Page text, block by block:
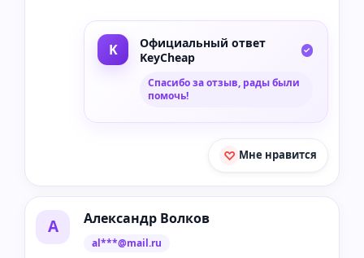
Официальный ответ
KeyCheap
Спасибо за отзыв, рады были
помочь!
Мне нравится
А Александр Волков
al***@mail.ru